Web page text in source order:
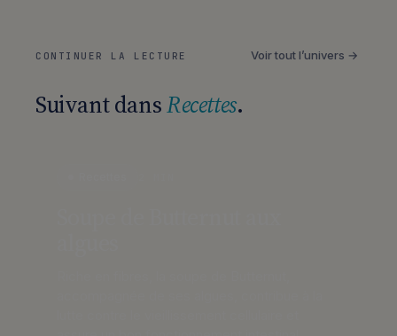
CONTINUER LA LECTURE Voir tout l’univers →
Suivant dansRecettes.